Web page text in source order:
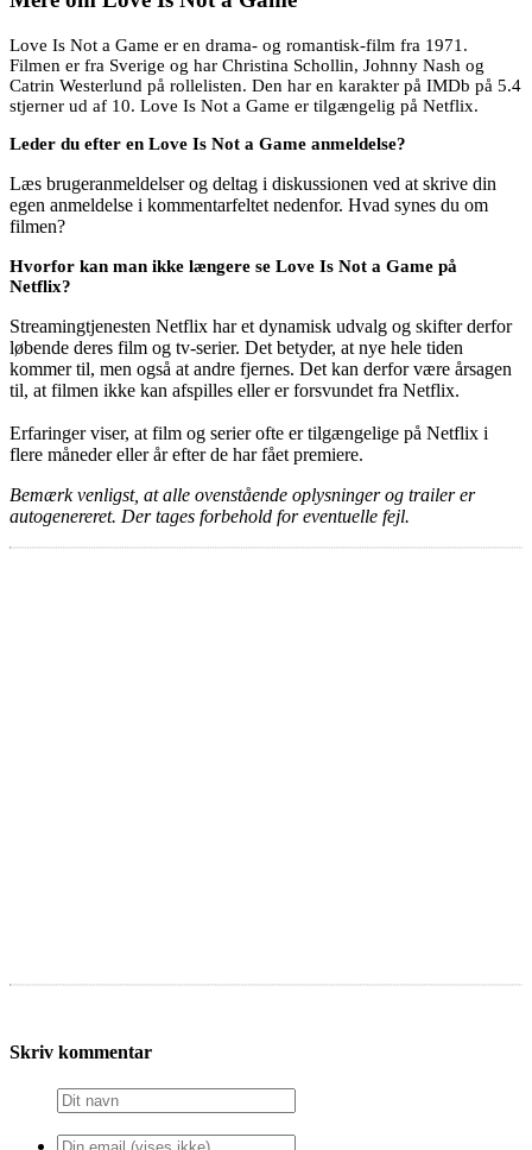
Love Is Not a Game er en drama- og romantisk-film fra 1971.
Filmen er fra Sverige og har Christina Schollin, Johnny Nash og
Catrin Westerlund på rollelisten. Den har en karakter på IMDb på 5.4
stjerner ud af 10. Love Is Not a Game er tilgængelig på Netflix.
Leder du efter en Love Is Not a Game anmeldelse?
Læs brugeranmeldelser og deltag i diskussionen ved at skrive din
egen anmeldelse i kommentarfeltet nedenfor. Hvad synes du om
filmen?
Hvorfor kan man ikke længere se Love Is Not a Game på
Netflix?
Streamingtjenesten Netflix har et dynamisk udvalg og skifter derfor
løbende deres film og tv-serier. Det betyder, at nye hele tiden
kommer til, men også at andre fjernes. Det kan derfor være årsagen
til, at filmen ikke kan afspilles eller er forsvundet fra Netflix.
Erfaringer viser, at film og serier ofte er tilgængelige på Netflix i
flere måneder eller år efter de har fået premiere.
Bemærk venligst, at alle ovenstående oplysninger og trailer er
autogenereret. Der tages forbehold for eventuelle fejl.
Skriv kommentar